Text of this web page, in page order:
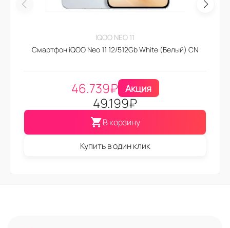
IQOO NEO 11
Смартфон iQOO Neo 11 12/512Gb White (Белый) CN
46.739₽ Акция
49.199₽
В корзину
Купить в один клик